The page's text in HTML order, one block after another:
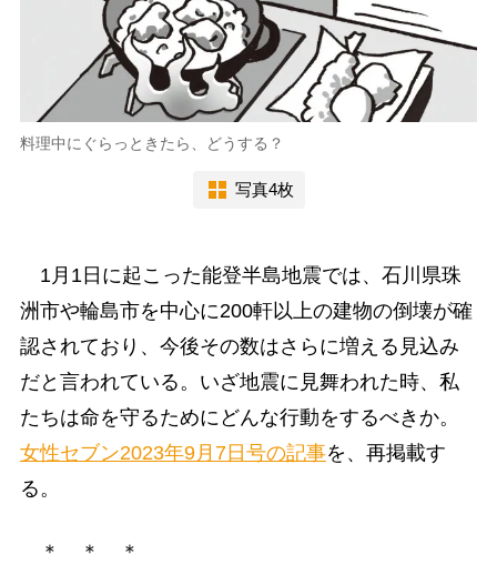
料理中にぐらっときたら、どうする？
写真4枚
1月1日に起こった能登半島地震では、石川県珠
洲市や輪島市を中心に200軒以上の建物の倒壊が確
認されており、今後その数はさらに増える見込み
だと言われている。いざ地震に見舞われた時、私
たちは命を守るためにどんな行動をするべきか。
女性セブン2023年9月7日号の記事を、再掲載す
る。
＊ ＊ ＊